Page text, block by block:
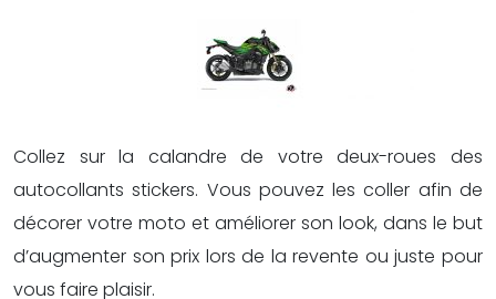
Collez sur la calandre de votre deux-roues des
autocollants stickers. Vous pouvez les coller afin de
décorer votre moto et améliorer son look, dans le but
d’augmenter son prix lors de la revente ou juste pour
vous faire plaisir.